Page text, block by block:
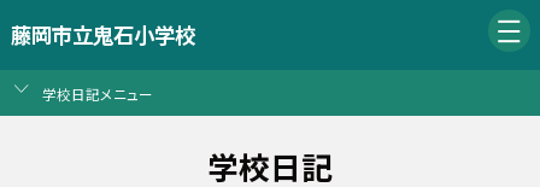
藤岡市立鬼石小学校
学校日記メニュー
学校日記